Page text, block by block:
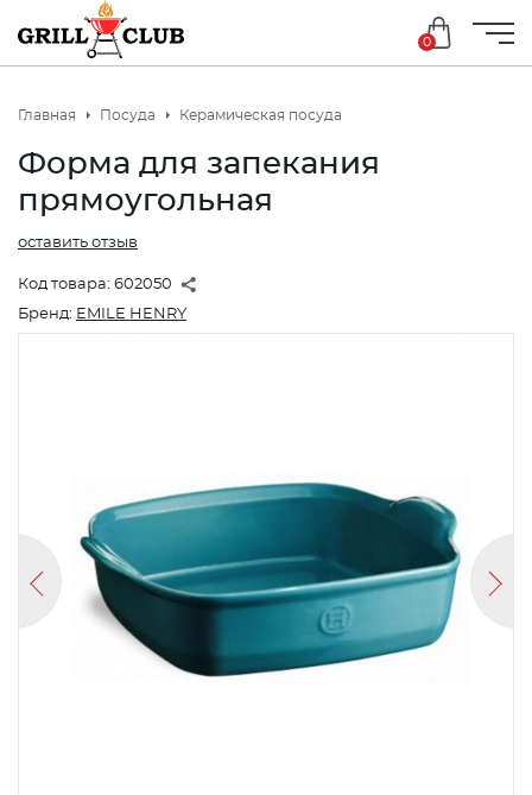
0
Главная Посуда Керамическая посуда
Форма для запекания
прямоугольная
Код товара: 602050
оставить отзыв
Бренд: EMILE HENRY